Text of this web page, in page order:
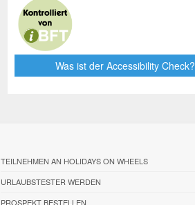
Was ist der Accessibility Check?
TEILNEHMEN AN HOLIDAYS ON WHEELS
URLAUBSTESTER WERDEN
PROSPEKT BESTELLEN